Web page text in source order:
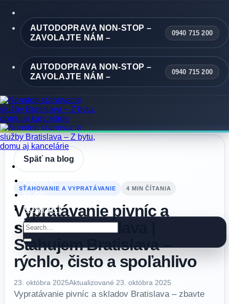
content AUTODOPRAVA NON-STOP –
ZAVOLAJTE NÁM –
0940 715 200
AUTODOPRAVA NON-STOP –
ZAVOLAJTE NÁM –
0940 715 200
KONTAKT
Späť na blog
SŤAHOVANIE A VYPRATÁVANIE 4 MIN ČÍTANIA
Vypratávanie pivníc a
skladov Bratislava |
Stahujem Bratislava –
rýchlo, čisto a spoľahlivo
23. októbra 2025Aktualizované 23. októbra 2025
Vypratávanie pivníc a skladov Bratislava – zbavte